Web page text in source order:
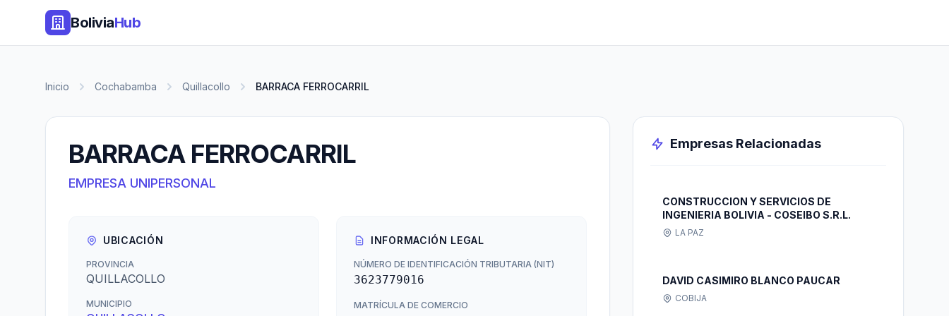
BoliviaHub
Inicio Cochabamba Quillacollo BARRACA FERROCARRIL
BARRACA FERROCARRIL
EMPRESA UNIPERSONAL
UBICACIÓN
PROVINCIA
QUILLACOLLO
MUNICIPIO
INFORMACIÓN LEGAL
NÚMERO DE IDENTIFICACIÓN TRIBUTARIA (NIT)
3623779016
MATRÍCULA DE COMERCIO
Empresas Relacionadas
CONSTRUCCION Y SERVICIOS DE
INGENIERIA BOLIVIA - COSEIBO S.R.L.
LA PAZ
DAVID CASIMIRO BLANCO PAUCAR
COBIJA